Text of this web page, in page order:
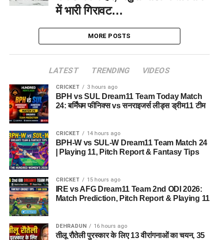
में भारी गिरावट…
MORE POSTS
LATEST TRENDING VIDEOS
CRICKET 3 hours ago
BPH vs SUL Dream11 Team Today Match
24: बर्मिंघम फीनिक्स vs सनराइजर्स लीड्स ड्रीम11 टीम
CRICKET 14 hours ago
BPH-W vs SUL-W Dream11 Team Match 24
| Playing 11, Pitch Report & Fantasy Tips
CRICKET 15 hours ago
IRE vs AFG Dream11 Team 2nd ODI 2026:
Match Prediction, Pitch Report & Playing 11
DEHRADUN 16 hours ago
तीलू रौतेली पुरस्कार के लिए 13 वीरांगनाओं का चयन, 35